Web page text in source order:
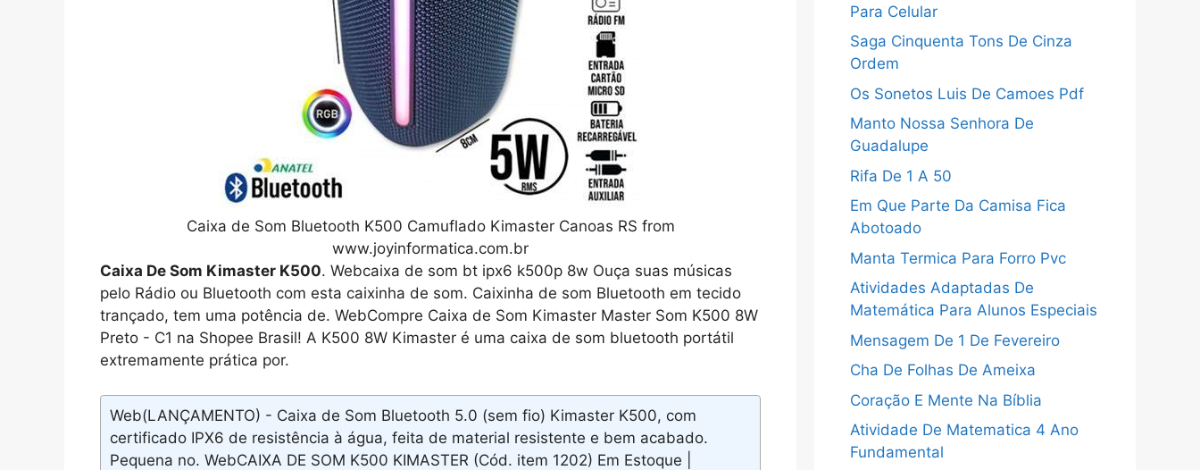
Caixa de Som Bluetooth K500 Camuflado Kimaster Canoas RS from
www.joyinformatica.com.br
Caixa De Som Kimaster K500. Webcaixa de som bt ipx6 k500p 8w Ouça suas músicas
pelo Rádio ou Bluetooth com esta caixinha de som. Caixinha de som Bluetooth em tecido
trançado, tem uma potência de. WebCompre Caixa de Som Kimaster Master Som K500 8W
Preto - C1 na Shopee Brasil! A K500 8W Kimaster é uma caixa de som bluetooth portátil
extremamente prática por.
Web(LANÇAMENTO) - Caixa de Som Bluetooth 5.0 (sem fio) Kimaster K500, com
certificado IPX6 de resistência à água, feita de material resistente e bem acabado.
Pequena no. WebCAIXA DE SOM K500 KIMASTER (Cód. item 1202) Em Estoque |
Para Celular
Saga Cinquenta Tons De Cinza
Ordem
Os Sonetos Luis De Camoes Pdf
Manto Nossa Senhora De
Guadalupe
Rifa De 1 A 50
Em Que Parte Da Camisa Fica
Abotoado
Manta Termica Para Forro Pvc
Atividades Adaptadas De
Matemática Para Alunos Especiais
Mensagem De 1 De Fevereiro
Cha De Folhas De Ameixa
Coração E Mente Na Bíblia
Atividade De Matematica 4 Ano
Fundamental